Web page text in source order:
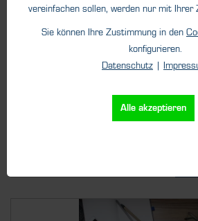
vereinfachen sollen, werden nur mit Ihrer
Sie können Ihre Zustimmung in den
konfigurieren.
Datenschutz
Alle akzeptieren